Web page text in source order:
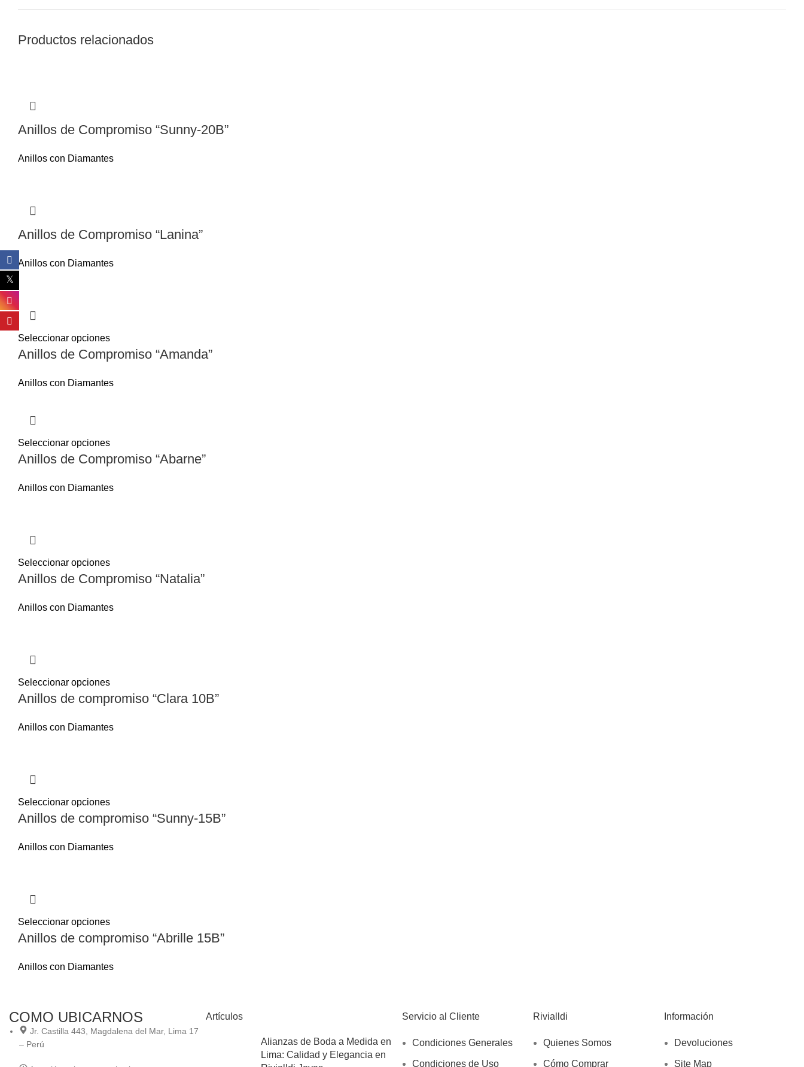
Productos relacionados
Anillos de Compromiso “Sunny-20B”
Anillos con Diamantes
Anillos de Compromiso “Lanina”
Anillos con Diamantes
Seleccionar opciones
Anillos de Compromiso “Amanda”
Anillos con Diamantes
Seleccionar opciones
Anillos de Compromiso “Abarne”
Anillos con Diamantes
Seleccionar opciones
Anillos de Compromiso “Natalia”
Anillos con Diamantes
Seleccionar opciones
Anillos de compromiso “Clara 10B”
Anillos con Diamantes
Seleccionar opciones
Anillos de compromiso “Sunny-15B”
Anillos con Diamantes
Seleccionar opciones
Anillos de compromiso “Abrille 15B”
Anillos con Diamantes
COMO UBICARNOS
Jr. Castilla 443, Magdalena del Mar, Lima 17
– Perú
Artículos
Alianzas de Boda a Medida en
Lima: Calidad y Elegancia en
Servicio al Cliente
Condiciones Generales
Condiciones de Uso
Rivialldi
Quienes Somos
Cómo Comprar
Información
Devoluciones
Site Map